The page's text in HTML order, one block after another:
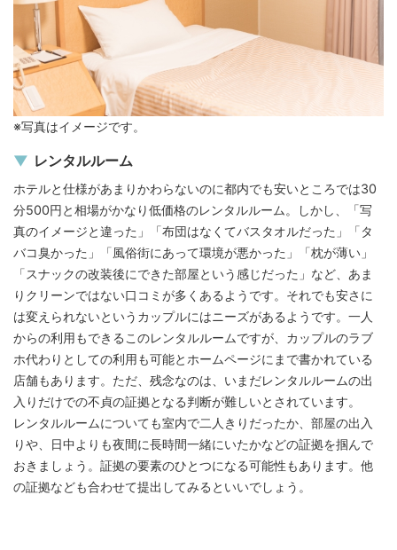
※写真はイメージです。
レンタルルーム
ホテルと仕様があまりかわらないのに都内でも安いところでは30
分500円と相場がかなり低価格のレンタルルーム。しかし、「写
真のイメージと違った」「布団はなくてバスタオルだった」「タ
バコ臭かった」「風俗街にあって環境が悪かった」「枕が薄い」
「スナックの改装後にできた部屋という感じだった」など、あま
りクリーンではない口コミが多くあるようです。それでも安さに
は変えられないというカップルにはニーズがあるようです。一人
からの利用もできるこのレンタルルームですが、カップルのラブ
ホ代わりとしての利用も可能とホームページにまで書かれている
店舗もあります。ただ、残念なのは、いまだレンタルルームの出
入りだけでの不貞の証拠となる判断が難しいとされています。
レンタルルームについても室内で二人きりだったか、部屋の出入
りや、日中よりも夜間に長時間一緒にいたかなどの証拠を掴んで
おきましょう。証拠の要素のひとつになる可能性もあります。他
の証拠なども合わせて提出してみるといいでしょう。